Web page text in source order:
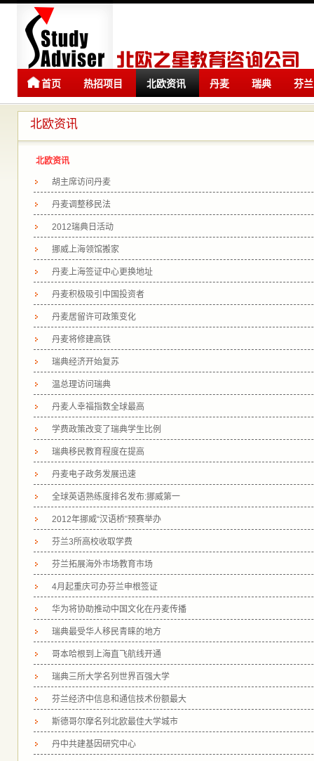
首页 热招项目 北欧资讯 丹麦
留学
瑞典
留学
芬兰
北欧资讯
北欧资讯
胡主席访问丹麦
丹麦调整移民法
2012瑞典日活动
挪威上海领馆搬家
丹麦上海签证中心更换地址
丹麦积极吸引中国投资者
丹麦居留许可政策变化
丹麦将修建高铁
瑞典经济开始复苏
温总理访问瑞典
丹麦人幸福指数全球最高
学费政策改变了瑞典学生比例
瑞典移民教育程度在提高
丹麦电子政务发展迅速
全球英语熟练度排名发布:挪威第一
2012年挪威“汉语桥”预赛举办
芬兰3所高校收取学费
芬兰拓展海外市场教育市场
4月起重庆可办芬兰申根签证
华为将协助推动中国文化在丹麦传播
瑞典最受华人移民青睐的地方
哥本哈根到上海直飞航线开通
瑞典三所大学名列世界百强大学
芬兰经济中信息和通信技术份额最大
斯德哥尔摩名列北欧最佳大学城市
丹中共建基因研究中心